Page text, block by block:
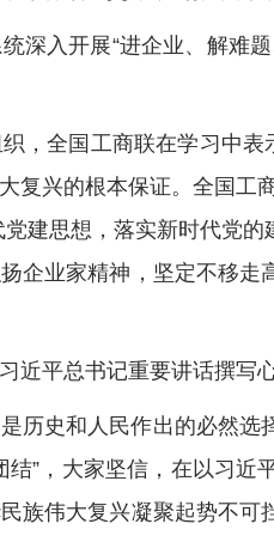
入开展“进企业、解难
全国工商联在学习中表
兴的根本保证。全国工
建思想，落实新时代党
企业家精神，坚定不移
总书记重要讲话撰写心
史和人民作出的必然选
”，大家坚信，在以习
族伟大复兴凝聚起势不